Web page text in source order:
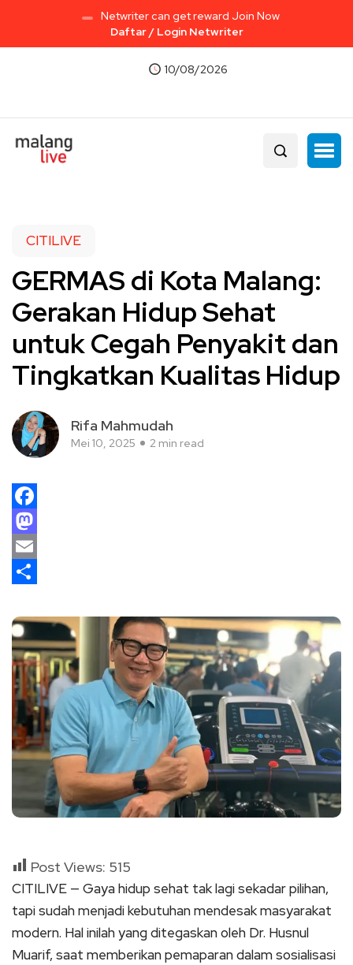
Netwriter can get reward Join Now
Daftar / Login Netwriter
10/08/2026
CITILIVE
GERMAS di Kota Malang:
Gerakan Hidup Sehat
untuk Cegah Penyakit dan
Tingkatkan Kualitas Hidup
Rifa Mahmudah
Mei 10, 2025 2 min read
Facebook
Mastodon
Email
Post Views: 515
CITILIVE — Gaya hidup sehat tak lagi sekadar pilihan,
tapi sudah menjadi kebutuhan mendesak masyarakat
modern. Hal inilah yang ditegaskan oleh Dr. Husnul
Muarif, saat memberikan pemaparan dalam sosialisasi